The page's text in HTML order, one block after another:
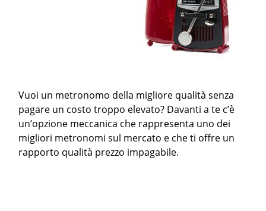
Vuoi un metronomo della migliore qualità senza
pagare un costo troppo elevato? Davanti a te c’è
un’opzione meccanica che rappresenta uno dei
migliori metronomi sul mercato e che ti offre un
rapporto qualità prezzo impagabile.